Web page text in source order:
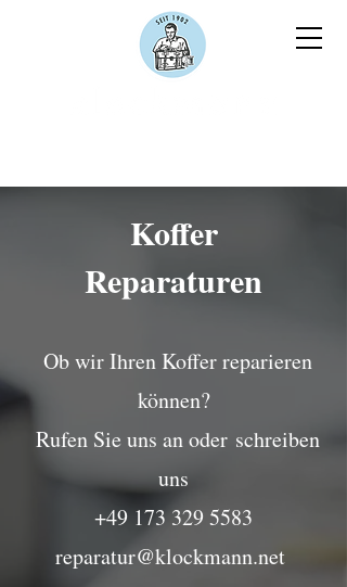
Koffer
Reparaturen
Ob wir Ihren Koffer reparieren
können?
Rufen Sie uns an oderschreiben
uns
+49 173 329 5583
reparatur@klockmann.net